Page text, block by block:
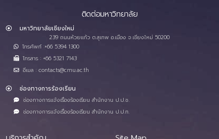
ติดต่อมหาวิทยาลัย
มหาวิทยาลัยเชียงใหม่
239 ถนนห้วยแก้ว ต.สุเทพ อ.เมือง จ.เชียงใหม่ 50200
โทรศัพท์ :+66 5394 1300
โทรสาร : +66 5321 7143
อีเมล : contacts@cmu.ac.th
ช่องทางการร้องเรียน
ช่องทางการแจ้งเรื่องร้องเรียน สำนักงาน ป.ป.ช.
ช่องทางการแจ้งเรื่องร้องเรียน สำนักงาน ป.ป.ท.